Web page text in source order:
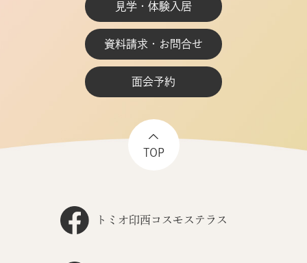
見学・体験入居
資料請求・お問合せ
面会予約
TOP
トミオ印西コスモステラス